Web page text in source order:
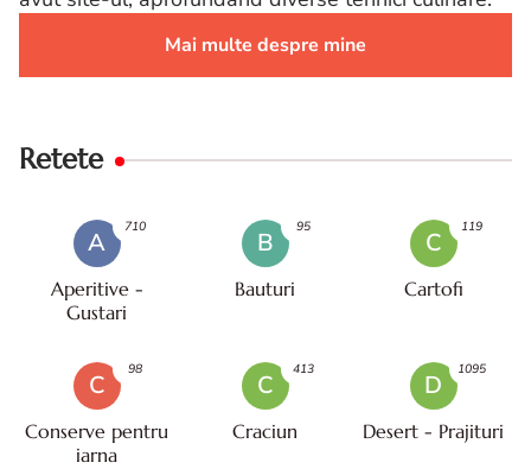
Mai multe despre mine
Retete
A
Aperitive -
Gustari
710
B
Bauturi
95
C
Cartofi
119
C
Conserve pentru
iarna
98
C
Craciun
413
D
Desert - Prajituri
1095